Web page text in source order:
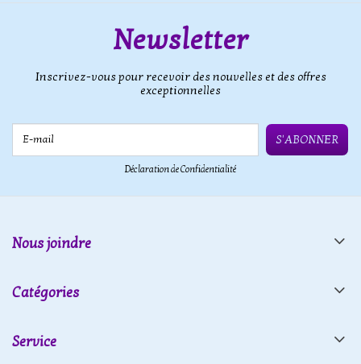
Newsletter
Inscrivez-vous pour recevoir des nouvelles et des offres
exceptionnelles
S'ABONNER
Déclaration de Confidentialité
Nous joindre
Catégories
Service